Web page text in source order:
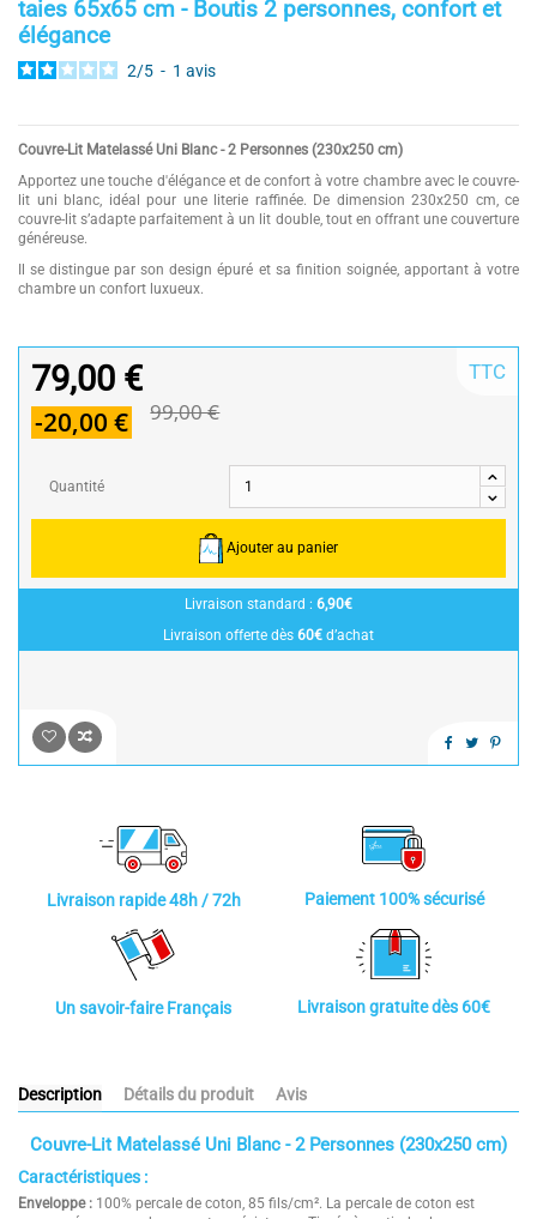
taies 65x65 cm - Boutis 2 personnes, confort et
élégance
2/5 - 1 avis
Couvre-Lit Matelassé Uni Blanc - 2 Personnes (230x250 cm)
Apportez une touche d'élégance et de confort à votre chambre avec le couvre-
lit uni blanc, idéal pour une literie raffinée. De dimension 230x250 cm, ce
couvre-lit s’adapte parfaitement à un lit double, tout en offrant une couverture
généreuse.
Il se distingue par son design épuré et sa finition soignée, apportant à votre
chambre un confort luxueux.
79,00 €
-20,00 € 99,00 €
TTC
Quantité
Ajouter au panier
Livraison standard : 6,90€
Livraison offerte dès 60€ d’achat
Livraison rapide 48h / 72h Paiement 100% sécurisé
Un savoir-faire Français Livraison gratuite dès 60€
Description Détails du produit Avis
Couvre-Lit Matelassé Uni Blanc - 2 Personnes (230x250 cm)
Caractéristiques :
Enveloppe : 100% percale de coton, 85 fils/cm². La percale de coton est